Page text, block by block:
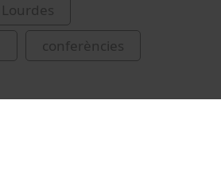
Lourdes
conferències